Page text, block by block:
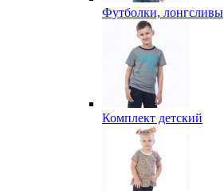
Футболки, лонгсливы
Комплект детский